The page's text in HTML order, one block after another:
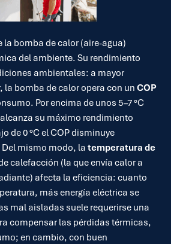
la bomba de calor (aire-agua)
del ambiente. Su rendimiento
ambientales: a mayor
la bomba de calor opera con un COP
Por encima de unos 5–7 °C
su máximo rendimiento
de 0 °C el COP disminuye
mismo modo, la temperatura de
calefacción (la que envía calor a
afecta la eficiencia: cuanto
más energía eléctrica se
mal aisladas suele requerirse una
compensar las pérdidas térmicas,
en cambio, con buen